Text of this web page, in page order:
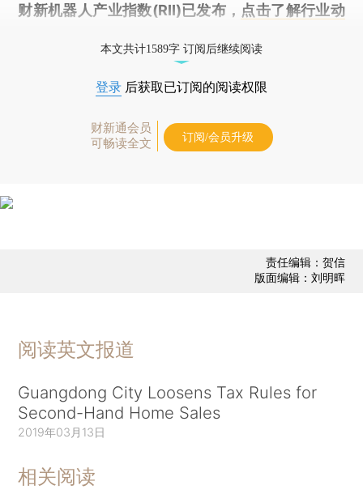
财新机器人产业指数(RII)已发布， 点击了解行业动
本文共计1589字 订阅后继续阅读
登录 后获取已订阅的阅读权限
财新通会员
可畅读全文
订阅/会员升级
责任编辑：贺信
版面编辑：刘明晖
阅读英文报道
Guangdong City Loosens Tax Rules for
Second-Hand Home Sales
2019年03月13日
相关阅读